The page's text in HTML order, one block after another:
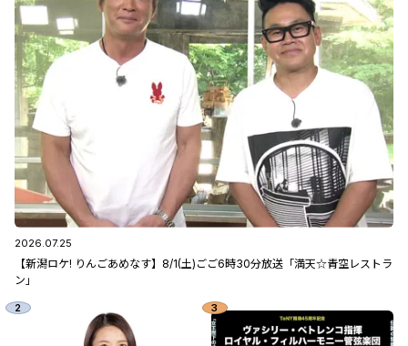
2026.07.25
【新潟ロケ! りんごあめなす】8/1(土)ごご6時30分放送「満天☆青空レストラ
ン」